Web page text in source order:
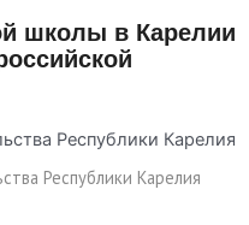
школы в Карелии
Республики Карелия